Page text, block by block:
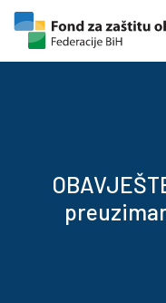
Skip to content
Skip to footer